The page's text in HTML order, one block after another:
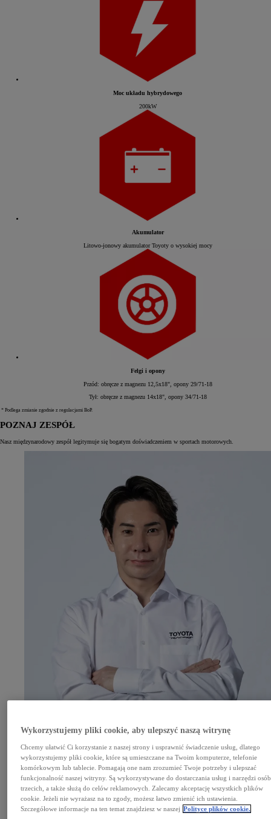
Moc układu hybrydowego
200kW
Akumulator
Litowo-jonowy akumulator Toyoty o wysokiej mocy
Felgi i opony
Przód: obręcze z magnezu 12,5x18", opony 29/71-18
Tył: obręcze z magnezu 14x18", opony 34/71-18
* Podlega zmianie zgodnie z regulacjami BoP.
POZNAJ ZESPÓŁ
Nasz międzynarodowy zespół legitymuje się bogatym doświadczeniem w sportach motorowych.
Kamui Kobayashi
Dyrektor zespołu i kierowca
Wykorzystujemy pliki cookie, aby ulepszyć naszą witrynę
Chcemy ułatwić Ci korzystanie z naszej strony i usprawnić świadczenie usług, dlatego
wykorzystujemy pliki cookie, które są umieszczane na Twoim komputerze, telefonie
komórkowym lub tablecie. Pomagają one nam zrozumieć Twoje potrzeby i ulepszać
funkcjonalność naszej witryny. Są wykorzystywane do dostarczania usług i narzędzi osób
trzecich, a także służą do celów reklamowych. Zalecamy akceptację wszystkich plików
cookie. Jeżeli nie wyrażasz na to zgody, możesz łatwo zmienić ich ustawienia.
Szczegółowe informacje na ten temat znajdziesz w naszej Polityce plików cookie.